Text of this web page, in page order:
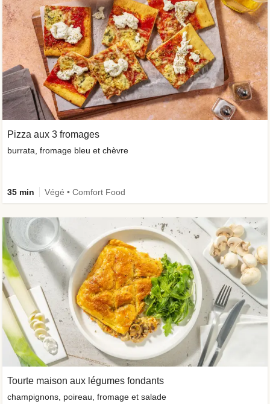
Pizza aux 3 fromages
burrata, fromage bleu et chèvre
35 min Végé • Comfort Food
Tourte maison aux légumes fondants
champignons, poireau, fromage et salade